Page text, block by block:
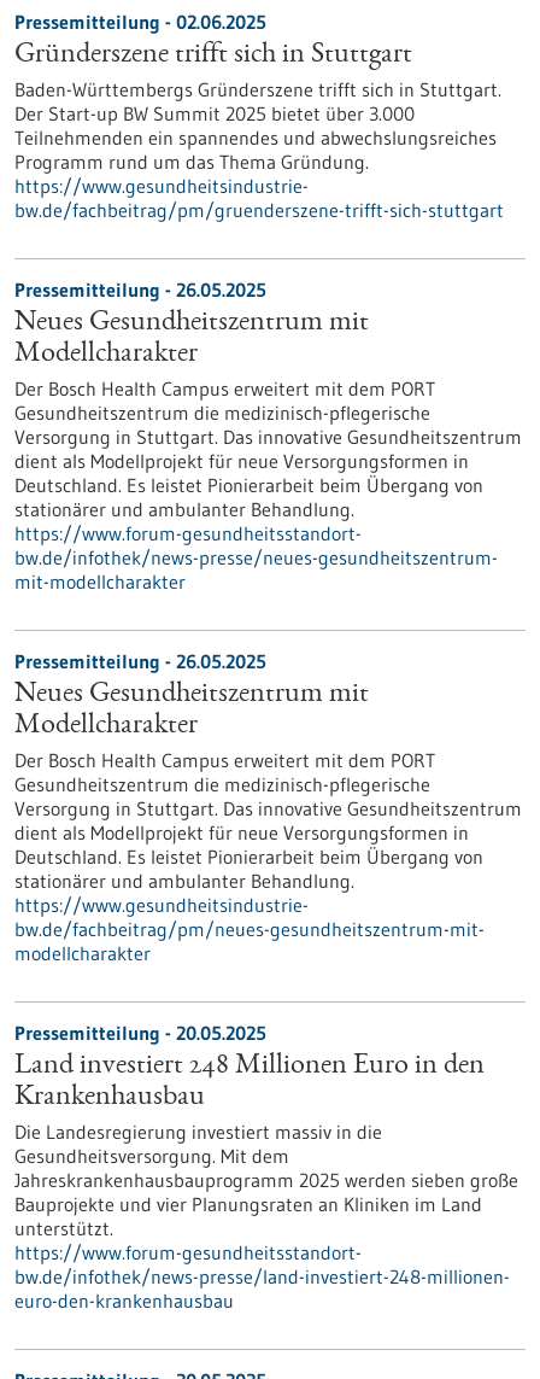
Pressemitteilung - 02.06.2025
Gründerszene trifft sich in Stuttgart
Baden-Württembergs Gründerszene trifft sich in Stuttgart.
Der Start-up BW Summit 2025 bietet über 3.000
Teilnehmenden ein spannendes und abwechslungsreiches
Programm rund um das Thema Gründung.
https://www.gesundheitsindustrie-
bw.de/fachbeitrag/pm/gruenderszene-trifft-sich-stuttgart
Pressemitteilung - 26.05.2025
Neues Gesundheitszentrum mit
Modellcharakter
Der Bosch Health Campus erweitert mit dem PORT
Gesundheitszentrum die medizinisch-pflegerische
Versorgung in Stuttgart. Das innovative Gesundheitszentrum
dient als Modellprojekt für neue Versorgungsformen in
Deutschland. Es leistet Pionierarbeit beim Übergang von
stationärer und ambulanter Behandlung.
https://www.forum-gesundheitsstandort-
bw.de/infothek/news-presse/neues-gesundheitszentrum-
mit-modellcharakter
Pressemitteilung - 26.05.2025
Neues Gesundheitszentrum mit
Modellcharakter
Der Bosch Health Campus erweitert mit dem PORT
Gesundheitszentrum die medizinisch-pflegerische
Versorgung in Stuttgart. Das innovative Gesundheitszentrum
dient als Modellprojekt für neue Versorgungsformen in
Deutschland. Es leistet Pionierarbeit beim Übergang von
stationärer und ambulanter Behandlung.
https://www.gesundheitsindustrie-
bw.de/fachbeitrag/pm/neues-gesundheitszentrum-mit-
modellcharakter
Pressemitteilung - 20.05.2025
Land investiert 248 Millionen Euro in den
Krankenhausbau
Die Landesregierung investiert massiv in die
Gesundheitsversorgung. Mit dem
Jahreskrankenhausbauprogramm 2025 werden sieben große
Bauprojekte und vier Planungsraten an Kliniken im Land
unterstützt.
https://www.forum-gesundheitsstandort-
bw.de/infothek/news-presse/land-investiert-248-millionen-
euro-den-krankenhausbau